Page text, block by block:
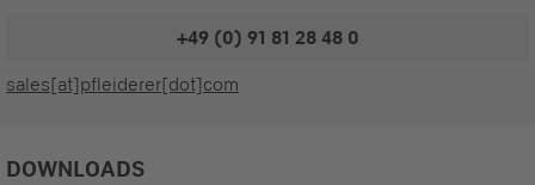
+49 (0) 91 81 28 48 0
sales[at]pfleiderer[dot]com
DOWNLOADS